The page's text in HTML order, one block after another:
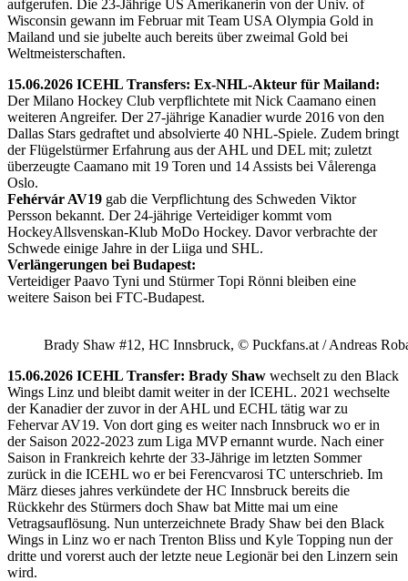
aufgerufen. Die 23-Jährige US Amerikanerin von der Univ. of
Wisconsin gewann im Februar mit Team USA Olympia Gold in
Mailand und sie jubelte auch bereits über zweimal Gold bei
Weltmeisterschaften.
15.06.2026 ICEHL Transfers: Ex-NHL-Akteur für Mailand:
Der Milano Hockey Club verpflichtete mit Nick Caamano einen
weiteren Angreifer. Der 27-jährige Kanadier wurde 2016 von den
Dallas Stars gedraftet und absolvierte 40 NHL-Spiele. Zudem bringt
der Flügelstürmer Erfahrung aus der AHL und DEL mit; zuletzt
überzeugte Caamano mit 19 Toren und 14 Assists bei Vålerenga
Oslo.
Fehérvár AV19 gab die Verpflichtung des Schweden Viktor
Persson bekannt. Der 24-jährige Verteidiger kommt vom
HockeyAllsvenskan-Klub MoDo Hockey. Davor verbrachte der
Schwede einige Jahre in der Liiga und SHL.
Verlängerungen bei Budapest:
Verteidiger Paavo Tyni und Stürmer Topi Rönni bleiben eine
weitere Saison bei FTC-Budapest.
Brady Shaw #12, HC Innsbruck, © Puckfans.at / Andreas
15.06.2026 ICEHL Transfer: Brady Shaw wechselt zu den Black
Wings Linz und bleibt damit weiter in der ICEHL. 2021 wechselte
der Kanadier der zuvor in der AHL und ECHL tätig war zu
Fehervar AV19. Von dort ging es weiter nach Innsbruck wo er in
der Saison 2022-2023 zum Liga MVP ernannt wurde. Nach einer
Saison in Frankreich kehrte der 33-Jährige im letzten Sommer
zurück in die ICEHL wo er bei Ferencvarosi TC unterschrieb. Im
März dieses jahres verkündete der HC Innsbruck bereits die
Rückkehr des Stürmers doch Shaw bat Mitte mai um eine
Vetragsauflösung. Nun unterzeichnete Brady Shaw bei den Black
Wings in Linz wo er nach Trenton Bliss und Kyle Topping nun der
dritte und vorerst auch der letzte neue Legionär bei den Linzern sein
wird.